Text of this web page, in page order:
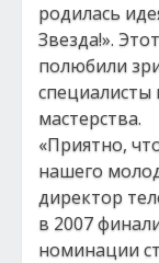
родилась
Звезда!».
полюбили
специалисты
мастерства.
«Приятно,
нашего
директор
в 2007
номинации